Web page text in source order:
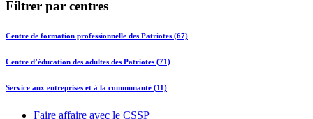
Filtrer par centres
Centre de formation professionnelle des Patriotes (67)
Centre d’éducation des adultes des Patriotes (71)
Service aux entreprises et à la communauté (11)
Faire affaire avec le CSSP